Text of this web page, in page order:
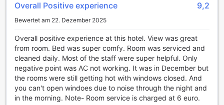
Vielzahl an Annehmlichkeiten, die Ihren Aufenthalt so
angenehm wie möglich gestalten. Genießen Sie den
Komfort eines erstklassigen Wäscheservices, der sowohl
reguläre Wäscherei als auch einen schnellen
Trockenreinigungsdienst umfasst. So können Sie
sicherstellen, dass Ihre Kleidung immer frisch und gepflegt
aussieht, egal wie lange Ihr Aufenthalt dauert. Darüber
hinaus stehen Ihnen sichere Schließfächer zur Verfügung,
Overall Positive experience 9,2
Bewertet am 22. Dezember 2025
Overall positive experience at this hotel. View was great
from room. Bed was super comfy. Room was serviced and
cleaned daily. Most of the staff were super helpful. Only
negative point was AC not working. It was in December but
the rooms were still getting hot with windows closed. And
you can't open windoes due to noise through the night and
in the morning. Note- Room service is charged at 6 euro.